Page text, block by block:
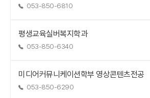
053-850-6810
평생교육실버복지학과
053-850-6340
미디어커뮤니케이션학부 영상콘텐츠전공
053-850-6290